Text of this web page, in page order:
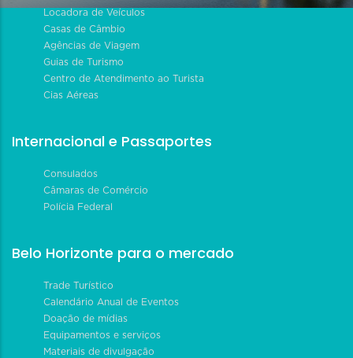
Locadora de Veículos
Casas de Câmbio
Agências de Viagem
Guias de Turismo
Centro de Atendimento ao Turista
Cias Aéreas
Internacional e Passaportes
Consulados
Câmaras de Comércio
Polícia Federal
Belo Horizonte para o mercado
Trade Turístico
Calendário Anual de Eventos
Doação de mídias
Equipamentos e serviços
Materiais de divulgação